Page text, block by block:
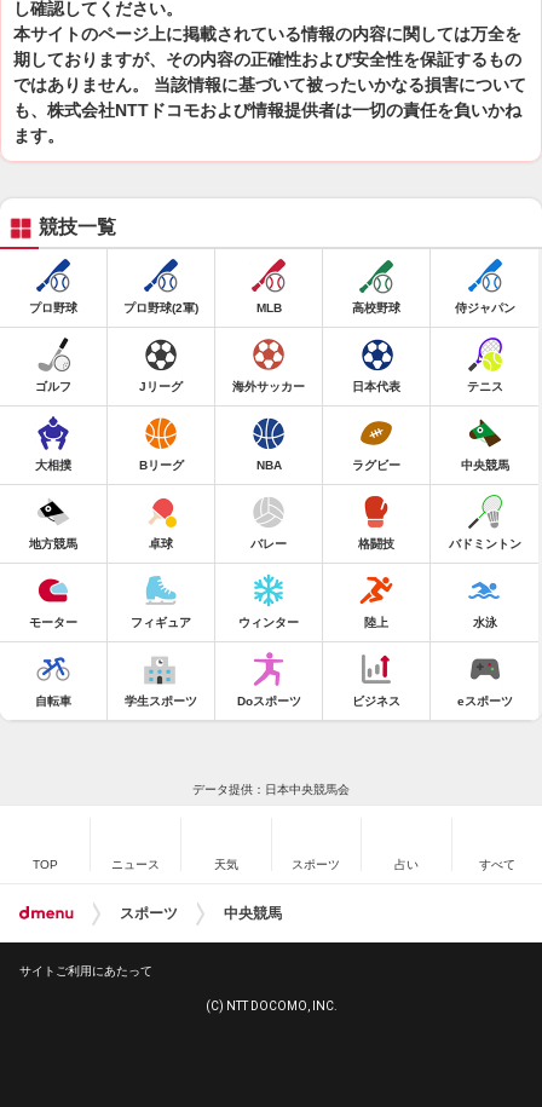
し確認してください。
本サイトのページ上に掲載されている情報の内容に関しては万全を
期しておりますが、その内容の正確性および安全性を保証するもの
ではありません。 当該情報に基づいて被ったいかなる損害について
も、株式会社NTTドコモおよび情報提供者は一切の責任を負いかね
ます。
競技一覧
プロ野球 プロ野球(2軍) MLB 高校野球 侍ジャパン
ゴルフ Jリーグ 海外サッカー 日本代表 テニス
大相撲 Bリーグ NBA ラグビー 中央競馬
地方競馬 卓球 バレー 格闘技 バドミントン
モーター フィギュア ウィンター 陸上 水泳
自転車 学生スポーツ Doスポーツ ビジネス eスポーツ
データ提供：日本中央競馬会
TOP ニュース 天気 スポーツ 占い すべて
スポーツ 中央競馬
サイトご利用にあたって
(C) NTT DOCOMO, INC.